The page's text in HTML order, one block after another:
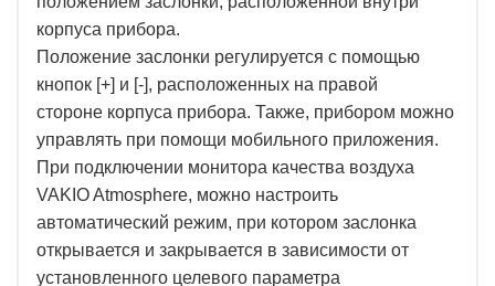
корпуса прибора.
Положение заслонки регулируется с помощью
кнопок [+] и [-], расположенных на правой
стороне корпуса прибора. Также, прибором можно
управлять при помощи мобильного приложения.
При подключении монитора качества воздуха
VAKIO Atmosphere, можно настроить
автоматический режим, при котором заслонка
открывается и закрывается в зависимости от
установленного целевого параметра